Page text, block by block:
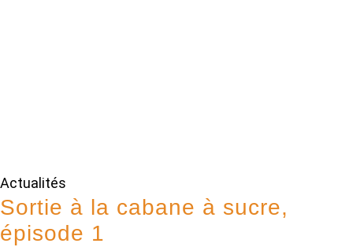
Actualités
Sortie à la cabane à sucre,
épisode 1